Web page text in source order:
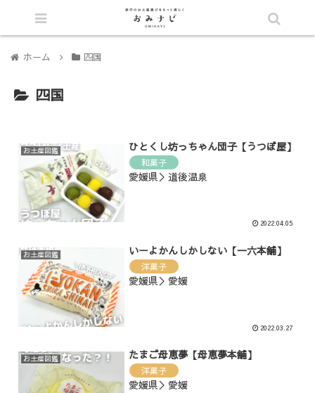
ホーム 四国
四国
お土産図鑑 ひとくし坊っちゃん団子【うつぼ屋】
和菓子
愛媛県＞道後温泉
2022.04.05
お土産図鑑 いーよかんしかしない【一六本舗】
洋菓子
愛媛県＞愛媛
2022.03.27
お土産図鑑 たまご母恵夢【母恵夢本舗】
洋菓子
愛媛県＞愛媛
シェア